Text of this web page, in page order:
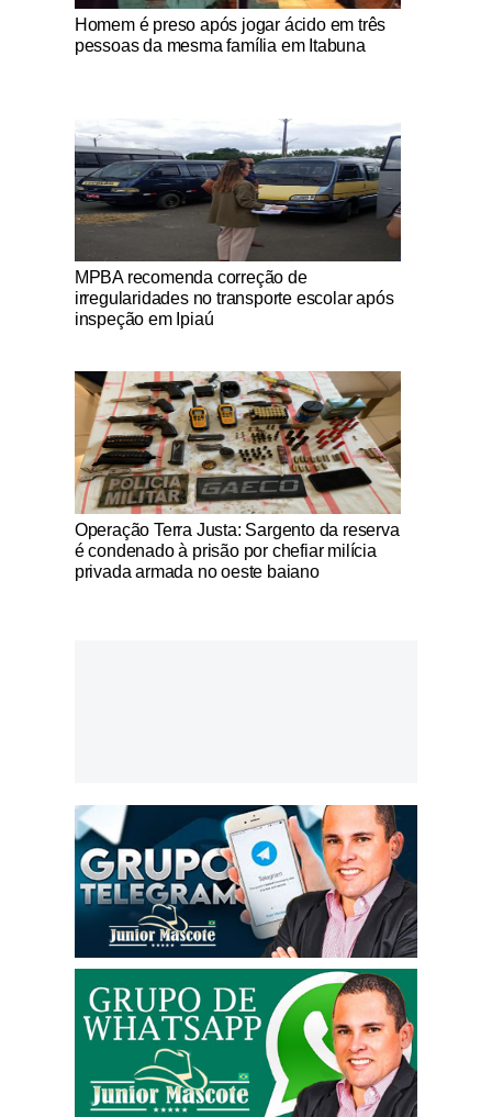
Notícias Católicas
Homem é preso após jogar ácido em três
pessoas da mesma família em Itabuna
Notícias Católicas
MPBA recomenda correção de
irregularidades no transporte escolar após
inspeção em Ipiaú
Notícias Católicas
Operação Terra Justa: Sargento da reserva
é condenado à prisão por chefiar milícia
privada armada no oeste baiano